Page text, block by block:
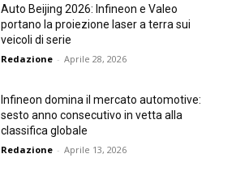
Auto Beijing 2026: Infineon e Valeo
portano la proiezione laser a terra sui
veicoli di serie
Redazione - Aprile 28, 2026
Infineon domina il mercato automotive:
sesto anno consecutivo in vetta alla
classifica globale
Redazione - Aprile 13, 2026